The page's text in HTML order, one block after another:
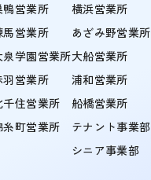
鴨営業所
馬営業所
泉学園営業所
羽営業所
千住営業所
糸町営業所
横浜営業所
あざみ野営業所
大船営業所
浦和営業所
船橋営業所
テナント事業部
シニア事業部